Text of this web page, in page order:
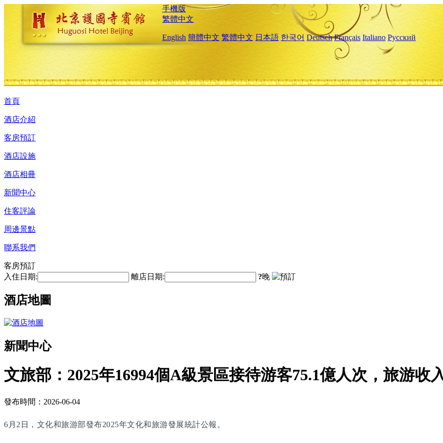
手機版
繁體中文
English 簡體中文 繁體中文 日本語 한국어 Deutsch Français Italiano Русский
首頁
酒店介紹
客房預訂
酒店設施
酒店相冊
新聞中心
住客評論
周邊景點
聯系我們
客房預訂
入住日期:
離店日期: ?晚
酒店地圖
新聞中心
文旅部：2025年16994個A級景區接待游客75.1億人次，旅游收
發布時間：2026-06-04
6月2日，文化和旅游部發布2025年文化和旅游發展統計公報。